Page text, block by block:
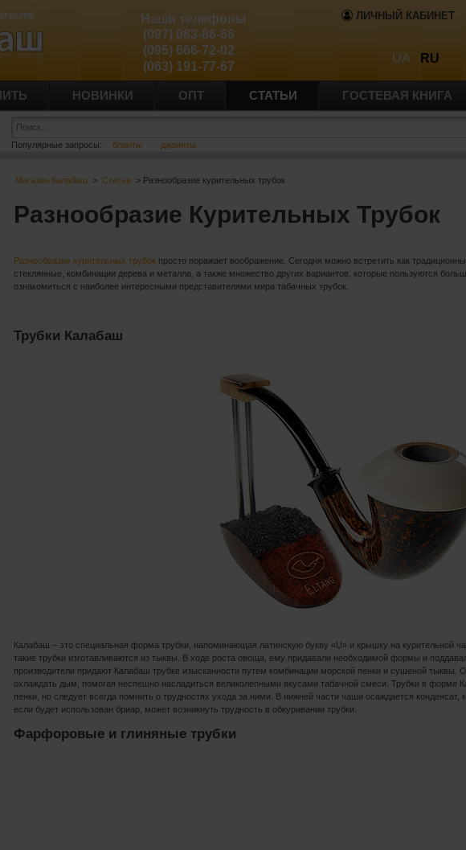
ЛИЧНЫЙ КАБИНЕТ
UA RU
Наши телефоны
(097) 083-86-66
(095) 666-72-02
(063) 191-77-67
НОВИНКИ ОПТ СТАТЬИ ГОСТЕВАЯ КНИГА
Популярные запросы: бланты джоинты
Магазин Калабаш > Статьи > Разнообразие курительных трубок
Разнообразие Курительных Трубок
Разнообразие курительных трубок просто поражает воображение. Сегодня можно встретить как
стеклянные, комбинации дерева и металла, а также множество других вариантов, которые пользуются
ознакомиться с наиболее интересными представителями мира табачных трубок.
Трубки Калабаш
Калабаш – это специальная форма трубки, напоминающая латинскую букву «U» и крышку на курительной
такие трубки изготавливаются из тыквы. В ходе роста овоща, ему придавали необходимой формы и
производители придают Калабаш трубке изысканности путем комбинации морской пенки и сушеной тыквы.
охлаждать дым, помогая неспешно насладиться великолепными вкусами табачной смеси. Трубки в форме
пенки, но следует всегда помнить о трудностях ухода за ними. В нижней части чаши осаждается конденсат,
если будет использован бриар, может возникнуть трудность в обкуривании трубки.
Фарфоровые и глиняные трубки